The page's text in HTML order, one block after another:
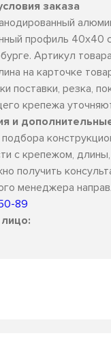
заказа
профиль 40х40
Артикул
на карточке
поставки, резка,
крепежа
и
с крепежом,
получить
менеджера
89